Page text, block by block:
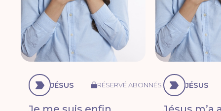
JÉSUS RÉSERVÉ ABONNÉS JÉSUS